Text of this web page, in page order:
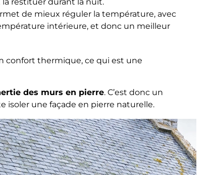
de mieux réguler la température, avec
intérieure, et donc un meilleur
confort thermique, ce qui est une
des murs en pierre. C’est donc un
isoler une façade en pierre naturelle.